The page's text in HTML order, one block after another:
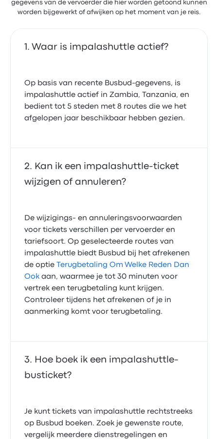
gegevens van de vervoerder die hier worden getoond kunnen
worden bijgewerkt of afwijken op het moment van je reis.
Waar is impalashuttle actief?
Op basis van recente Busbud-gegevens, is
impalashuttle actief in Zambia, Tanzania, en
bedient tot 5 steden met 8 routes die we het
afgelopen jaar beschikbaar hebben gezien.
Kan ik een impalashuttle-ticket
wijzigen of annuleren?
De wijzigings- en annuleringsvoorwaarden
voor tickets verschillen per vervoerder en
tariefsoort. Op geselecteerde routes van
impalashuttle biedt Busbud bij het afrekenen
de optie
Terugbetaling Om Welke Reden Dan
Ook aan, waarmee je tot 30 minuten voor
vertrek een terugbetaling kunt krijgen.
Controleer tijdens het afrekenen of je in
aanmerking komt voor terugbetaling.
Hoe boek ik een impalashuttle-
busticket?
Je kunt tickets van impalashuttle rechtstreeks
op Busbud boeken. Zoek je gewenste route,
vergelijk meerdere dienstregelingen en